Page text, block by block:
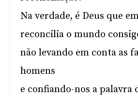
Na verdade, é Deus que
reconcilia o mundo
não levando em conta as
homens
e confiando-nos a palavra